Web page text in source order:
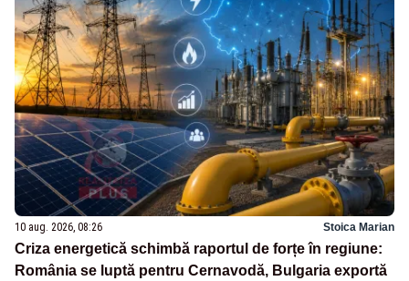
10 aug. 2026, 08:26 Stoica Marian
Criza energetică schimbă raportul de forțe în regiune:
România se luptă pentru Cernavodă, Bulgaria exportă